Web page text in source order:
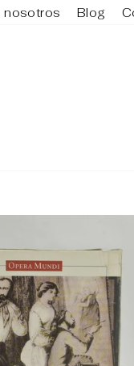
nosotros Blog